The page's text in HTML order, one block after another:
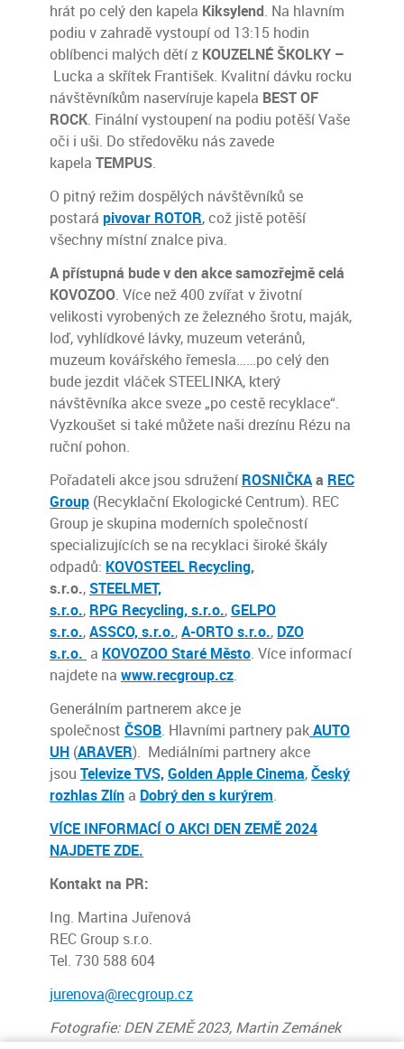
hrát po celý den kapela Kiksylend. Na hlavním
podiu v zahradě vystoupí od 13:15 hodin
oblíbenci malých dětí z KOUZELNÉ ŠKOLKY –
Lucka a skřítek František. Kvalitní dávku rocku
návštěvníkům naservíruje kapela BESTOF
ROCK. Finální vystoupení na podiu potěší Vaše
oči i uši. Do středověku nás zavede
kapela TEMPUS.
O pitný režim dospělých návštěvníků se
postará pivovar ROTOR,což jistě potěší
všechny místní znalce piva.
A přístupná bude v den akce samozřejmě celá
KOVOZOO. Více než 400 zvířat v životní
velikosti vyrobených ze železného šrotu, maják,
loď, vyhlídkové lávky, muzeum veteránů,
muzeum kovářského řemesla……po celý den
bude jezdit vláček STEELINKA, který
návštěvníka akce sveze „po cestě recyklace“.
Vyzkoušet si také můžete naši drezínu Rézu na
ruční pohon.
Pořadateli akce jsou sdružení ROSNIČKAa REC
Group (Recyklační Ekologické Centrum). REC
Group je skupina moderních společností
specializujících se na recyklaci široké škály
odpadů: KOVOSTEEL Recycling,
s.r.o., STEELMET,
s.r.o., RPG Recycling, s.r.o.,GELPO
s.r.o.,ASSCO, s.r.o.,A-ORTO s.r.o., DZO
s.r.o. a KOVOZOO Staré Město. Více informací
najdete na www.recgroup.cz.
Generálním partnerem akce je
společnost ČSOB. Hlavními partnery pakAUTO
UH (ARAVER). Mediálními partnery akce
jsou Televize TVS,Golden Apple Cinema,Český
rozhlas Zlín a Dobrý den s kurýrem.
VÍCE INFORMACÍ O AKCI DEN ZEMĚ 2024
NAJDETE ZDE.
Kontakt na PR:
Ing. Martina Juřenová
REC Group s.r.o.
Tel. 730 588 604
jurenova@recgroup.cz
Fotografie: DEN ZEMĚ 2023, Martin Zemánek